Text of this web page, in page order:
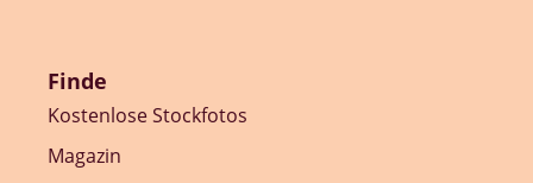
Finde
Kostenlose Stockfotos
Magazin